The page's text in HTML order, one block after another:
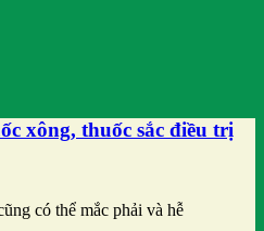
xông, thuốc sắc điều trị
có thể mắc phải và hễ